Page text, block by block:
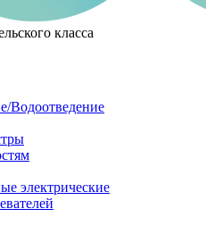
класса
Водоотведение
электрические